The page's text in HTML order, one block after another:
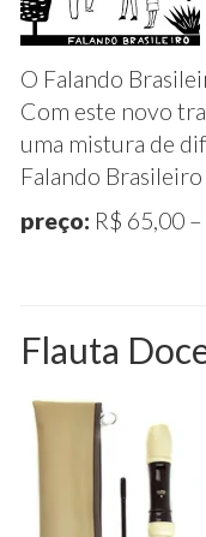
O Falando
Com este novo
uma mistura de
Falando
preço: R$ 65,00 –
Flauta